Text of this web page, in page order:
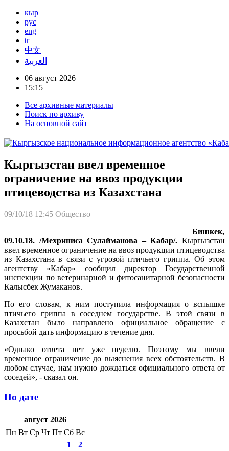
кыр
рус
eng
tr
中文
العربية
06 август 2026
15:15
Все архивные материалы
Поиск по архиву
На основной сайт
Кыргызстан ввел временное
ограничение на ввоз продукции
птицеводства из Казахстана
09/10/18 12:45 Общество
Бишкек,
09.10.18. /Мехриниса Сулайманова – Кабар/. Кыргызстан
ввел временное ограничение на ввоз продукции птицеводства
из Казахстана в связи с угрозой птичьего гриппа. Об этом
агентству «Кабар» сообщил директор Государственной
инспекции по ветеринарной и фитосанитарной безопасности
Калысбек Жумаканов.
По его словам, к ним поступила информация о вспышке
птичьего гриппа в соседнем государстве. В этой связи в
Казахстан было направлено официальное обращение с
просьбой дать информацию в течение дня.
«Однако ответа нет уже неделю. Поэтому мы ввели
временное ограничение до выяснения всех обстоятельств. В
любом случае, нам нужно дождаться официального ответа от
соседей», - сказал он.
По дате
август 2026
Пн Вт Ср Чт Пт Сб Вс
1
2